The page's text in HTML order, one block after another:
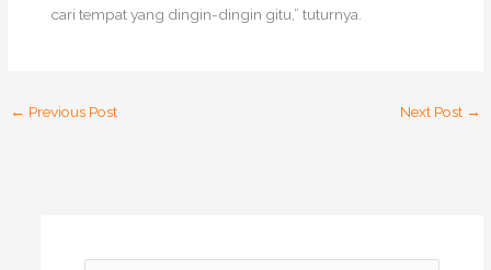
cari tempat yang dingin-dingin gitu,” tuturnya.
← Previous Post Next Post →